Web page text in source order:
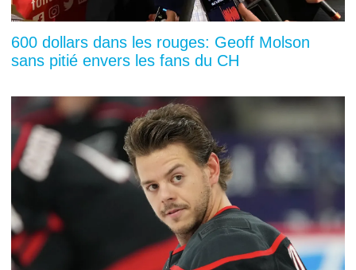
600 dollars dans les rouges: Geoff Molson
sans pitié envers les fans du CH